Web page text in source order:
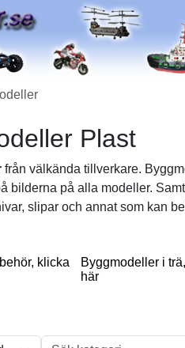
Plast
från välkända tillverkare.
bilderna på alla modeller.
slipar och annat som kan
klicka
Byggmodeller i
här